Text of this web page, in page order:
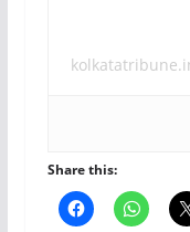
Share this: